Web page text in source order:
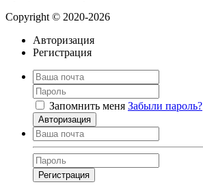
Copyright © 2020-2026
Авторизация
Регистрация
Запомнить меня Забыли пароль?
Авторизация
Регистрация